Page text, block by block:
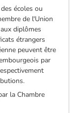
écoles ou
de l'Union
diplômes
étrangers
peuvent être
par
la Chambre